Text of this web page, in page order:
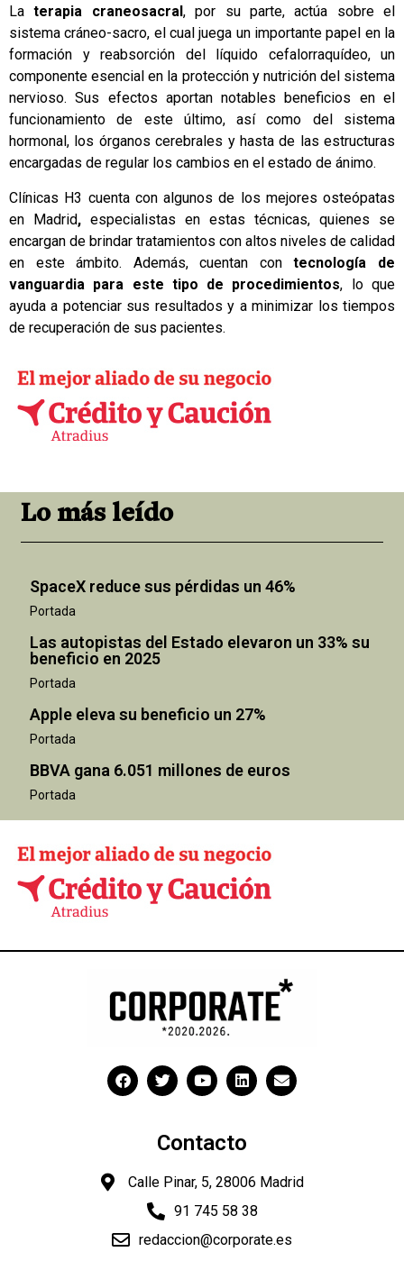
Laterapia craneosacral , por su parte, actúa sobre el
sistema cráneo-sacro, el cual juega un importante papel en la
formación y reabsorción del líquido cefalorraquídeo, un
componente esencial en la protección y nutrición del sistema
nervioso. Sus efectos aportan notables beneficios en el
funcionamiento de este último, así como del sistema
hormonal, los órganos cerebrales y hasta de las estructuras
encargadas de regular los cambios en el estado de ánimo.
Clínicas H3 cuenta con algunos de los mejores osteópatas
en Madrid, especialistas en estas técnicas, quienes se
encargan de brindar tratamientos con altos niveles de calidad
en este ámbito. Además, cuentan contecnología de
vanguardia para este tipo de procedimientos, lo que
ayuda a potenciar sus resultados y a minimizar los tiempos
de recuperación de sus pacientes.
Lo más leído
SpaceX reduce sus pérdidas un 46%
Portada
Las autopistas del Estado elevaron un 33% su
beneficio en 2025
Portada
Apple eleva su beneficio un 27%
Portada
BBVA gana 6.051 millones de euros
Portada
Contacto
Calle Pinar, 5, 28006 Madrid
91 745 58 38
redaccion@corporate.es